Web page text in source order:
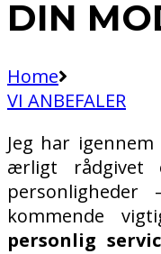
DIN
Home
VI ANBEFALER
Jeg har
ærligt rådgivet
kommende
personlig